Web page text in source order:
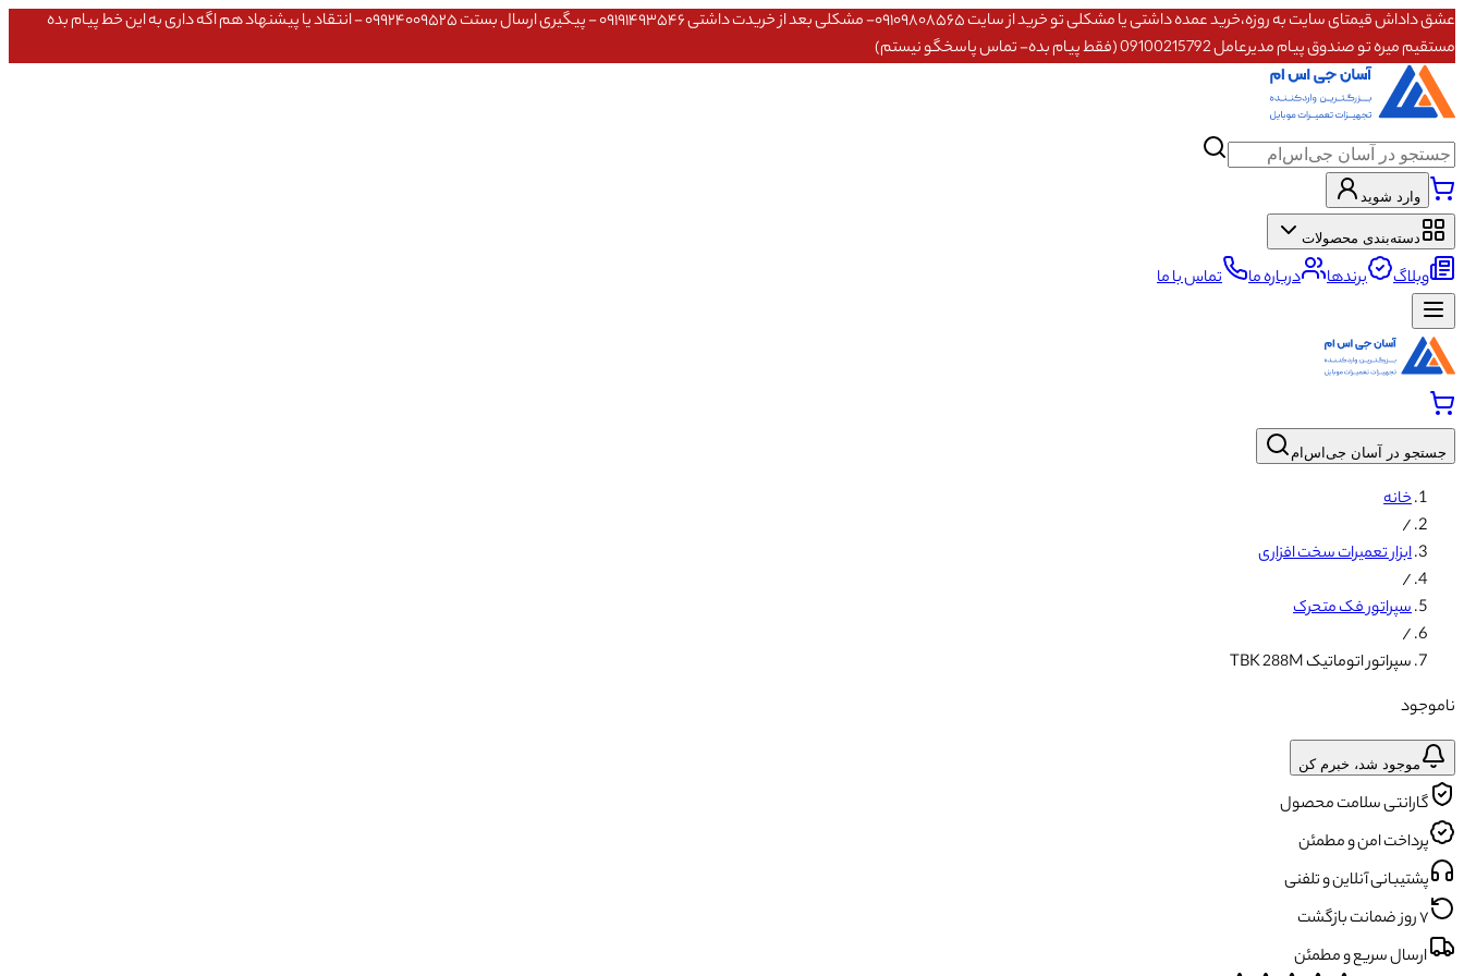
عشق داداش قیمتای سایت به روزه،خرید عمده داشتی یا مشکلی تو خرید از سایت ۰۹۱۰۹۸۰۸۵۶۵- مشکلی بعد از خریدت داشتی ۰۹۱۹۱۴۹۳۵۴۶ - پیگیری ارسال بستت ۰۹۹۲۴۰۰۹۵۲۵ - انتقاد یا پیشنهاد هم اگه داری به این خط پیام بده
مستقیم میره تو صندوق پیام مدیرعامل 09100215792 (فقط پیام بده- تماس پاسخگو نیستم)
وارد شوید
دسته‌بندی محصولات
وبلاگ برندها درباره ما تماس با ما
جستجو در آسان جی‌اس‌ام
خانه
/
ابزار تعمیرات سخت افزاری
/
سپراتور فک متحرک
/
سپراتور اتوماتیک TBK 288M
ناموجود
موجود شد، خبرم کن
گارانتی سلامت محصول
پرداخت امن و مطمئن
پشتیبانی آنلاین و تلفنی
۷ روز ضمانت بازگشت
ارسال سریع و مطمئن